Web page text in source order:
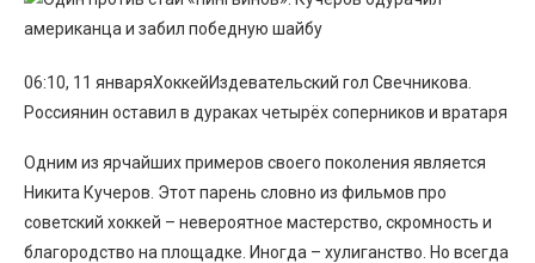
06:10, 11 январяХоккейИздевательский гол Свечникова.
Россиянин оставил в дураках четырёх соперников и вратаря
Одним из ярчайших примеров своего поколения является
Никита Кучеров. Этот парень словно из фильмов про
советский хоккей – невероятное мастерство, скромность и
благородство на площадке. Иногда – хулиганство. Но всегда